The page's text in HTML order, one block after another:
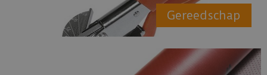
Gereedschap